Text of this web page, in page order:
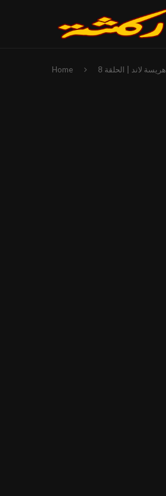
Home هريسة لاند | الحلقة 8